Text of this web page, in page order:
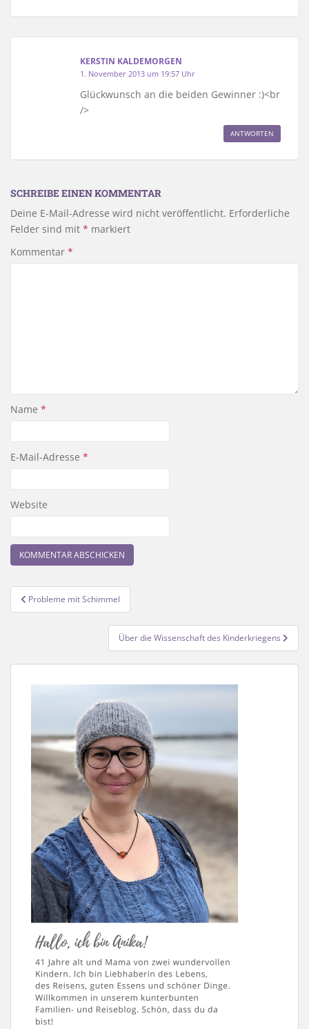
KERSTIN KALDEMORGEN
1. November 2013 um 19:57 Uhr
Glückwunsch an die beiden Gewinner :)<br
/>
ANTWORTEN
SCHREIBE EINEN KOMMENTAR
Deine E-Mail-Adresse wird nicht veröffentlicht. Erforderliche
Felder sind mit * markiert
Kommentar *
Name *
E-Mail-Adresse *
Website
Beitragsnavigation
Probleme mit Schimmel
Über die Wissenschaft des Kinderkriegens